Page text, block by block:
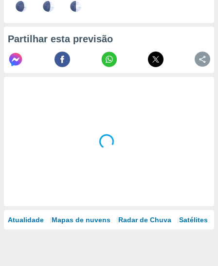
Partilhar esta previsão
Atualidade Mapas de nuvens Radar de Chuva Satélites